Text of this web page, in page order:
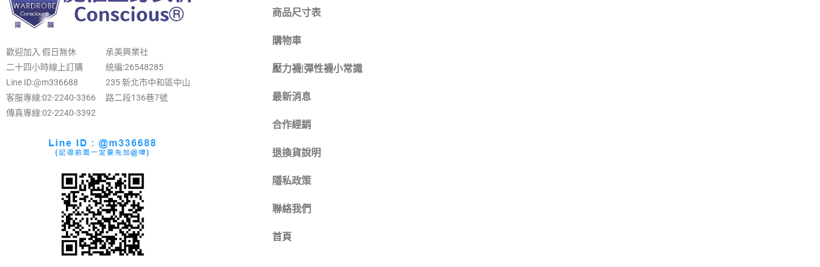
歡迎加入 假日無休
二十四小時線上訂購
Line ID:@m336688
客服專線:02-2240-3366
傳真專線:02-2240-3392
承美興業社
統編:26548285
235 新北市中和區中山
路二段136巷7號
商品尺寸表
購物車
壓力襪|彈性襪小常識
最新消息
合作經銷
退換貨說明
隱私政策
聯絡我們
首頁